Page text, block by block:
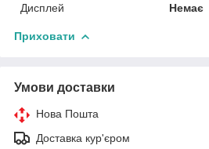
Дисплей
Немає
Приховати
Умови доставки
Нова Пошта
Доставка кур'єром